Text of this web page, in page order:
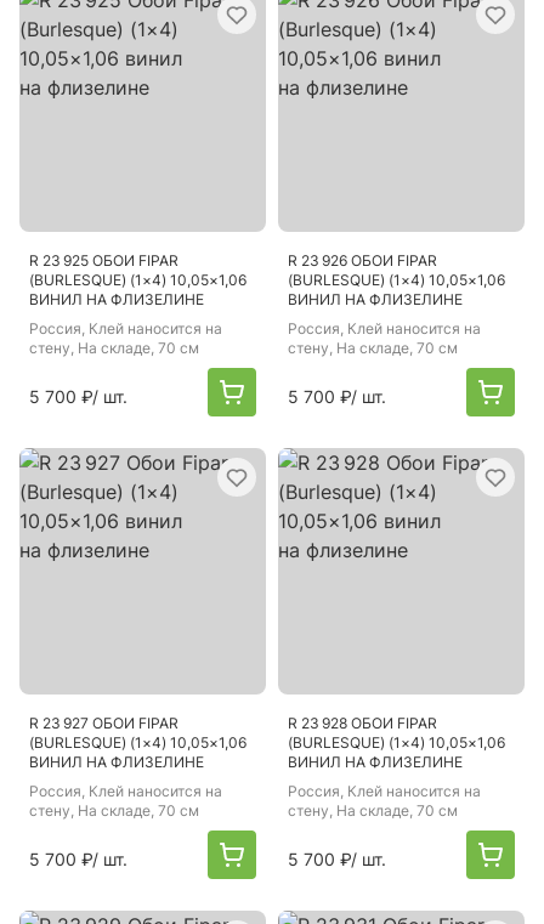
R 23 925 ОБОИ FIPAR
(BURLESQUE) (1×4) 10,05×1,06
ВИНИЛ НА ФЛИЗЕЛИНЕ
Россия, Клей наносится на
стену, На складе, 70 см
5 700 ₽/ шт.
R 23 926 ОБОИ FIPAR
(BURLESQUE) (1×4) 10,05×1,06
ВИНИЛ НА ФЛИЗЕЛИНЕ
Россия, Клей наносится на
стену, На складе, 70 см
5 700 ₽/ шт.
R 23 927 ОБОИ FIPAR
(BURLESQUE) (1×4) 10,05×1,06
ВИНИЛ НА ФЛИЗЕЛИНЕ
Россия, Клей наносится на
стену, На складе, 70 см
5 700 ₽/ шт.
R 23 928 ОБОИ FIPAR
(BURLESQUE) (1×4) 10,05×1,06
ВИНИЛ НА ФЛИЗЕЛИНЕ
Россия, Клей наносится на
стену, На складе, 70 см
5 700 ₽/ шт.